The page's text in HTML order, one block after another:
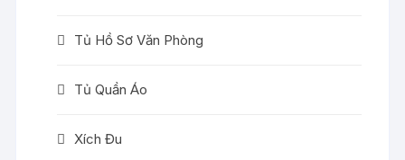
Tủ Hồ Sơ Văn Phòng
Tủ Quần Áo
Xích Đu